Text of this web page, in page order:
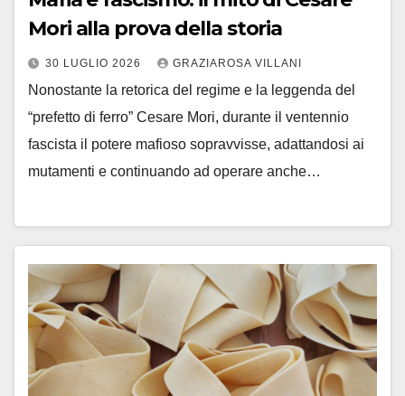
Mori alla prova della storia
30 LUGLIO 2026 GRAZIAROSA VILLANI
Nonostante la retorica del regime e la leggenda del
“prefetto di ferro” Cesare Mori, durante il ventennio
fascista il potere mafioso sopravvisse, adattandosi ai
mutamenti e continuando ad operare anche…